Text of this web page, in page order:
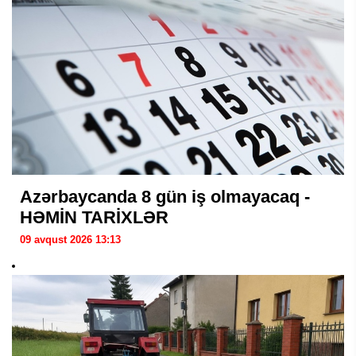
Azərbaycanda 8 gün iş olmayacaq -
HƏMİN TARİXLƏR
09 avqust 2026 13:13